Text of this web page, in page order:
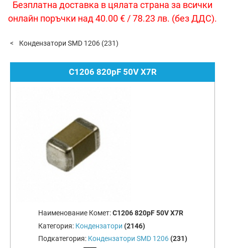
Безплатна доставка в цялата страна за всички
онлайн поръчки над 40.00 € / 78.23 лв. (без ДДС).
Кондензатори SMD 1206 (231)
C1206 820pF 50V X7R
Наименование Комет:C1206 820pF 50V X7R
Категория: Кондензатори (2146)
Подкатегория: Кондензатори SMD 1206 (231)